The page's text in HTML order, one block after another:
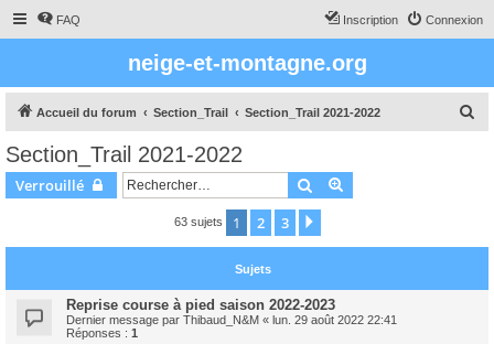
FAQ Connexion
Inscription
neige-et-montagne.org
Accueil du forum Section_Trail Section_Trail 2021-2022
Section_Trail 2021-2022
Verrouillé Rechercher
63 sujets 1 2 3
Sujets
Reprise course à pied saison 2022-2023
Dernier message par Thibaud_N&M « lun. 29 août 2022 22:41
Réponses : 1